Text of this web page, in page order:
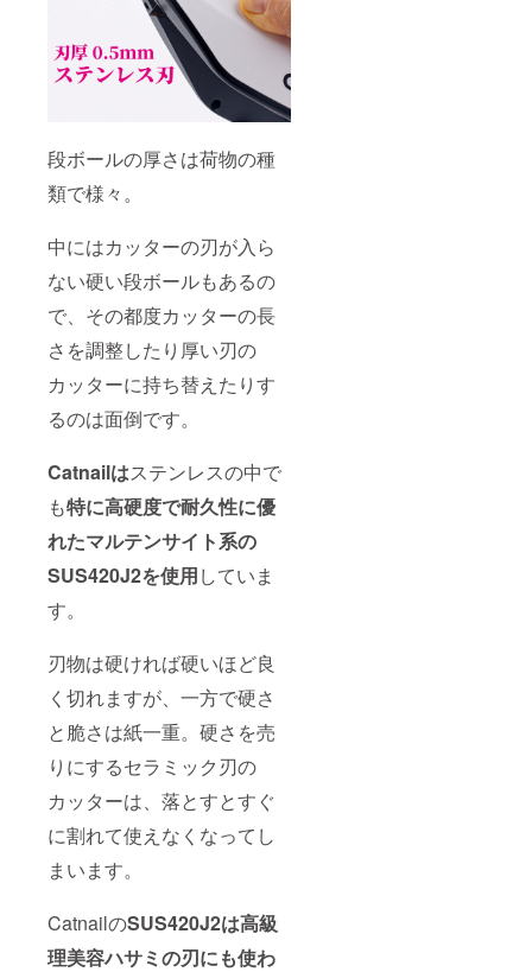
段ボールの厚さは荷物の種
類で様々。
中にはカッターの刃が入ら
ない硬い段ボールもあるの
で、その都度カッターの長
さを調整したり厚い刃の
カッターに持ち替えたりす
るのは面倒です。
Catnailはステンレスの中で
も特に高硬度で耐久性に優
れたマルテンサイト系の
SUS420J2を使用していま
す。
刃物は硬ければ硬いほど良
く切れますが、一方で硬さ
と脆さは紙一重。硬さを売
りにするセラミック刃の
カッターは、落とすとすぐ
に割れて使えなくなってし
まいます。
CatnailのSUS420J2は高級
理美容ハサミの刃にも使わ